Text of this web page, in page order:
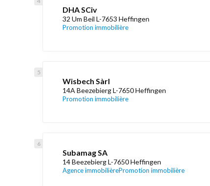
DHA SCiv
32 Um Beil L-7653 Heffingen
Promotion immobilière
Wisbech Sàrl
14A Beezebierg L-7650 Heffingen
Promotion immobilière
Subamag SA
14 Beezebierg L-7650 Heffingen
Agence immobilièrePromotion immobilière